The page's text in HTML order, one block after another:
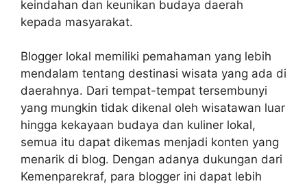
keindahan dan keunikan budaya daerah
kepada masyarakat.
Blogger lokal memiliki pemahaman yang lebih
mendalam tentang destinasi wisata yang ada di
daerahnya. Dari tempat-tempat tersembunyi
yang mungkin tidak dikenal oleh wisatawan luar
hingga kekayaan budaya dan kuliner lokal,
semua itu dapat dikemas menjadi konten yang
menarik di blog. Dengan adanya dukungan dari
Kemenparekraf, para blogger ini dapat lebih